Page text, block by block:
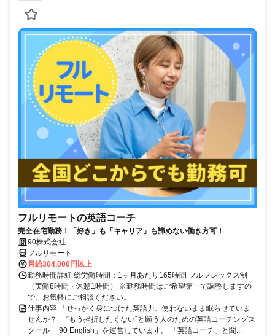
フルリモートの英語コーチ
完全在宅勤務！「好き」も「キャリア」も諦めない働き方可！
90株式会社
フルリモート
月給304,000円以上
勤務時間詳細 総労働時間：1ヶ月あたり165時間 フルフレックス制
（実働8時間・休憩1時間） ※勤務時間はご希望第一で調整しますの
で、お気軽にご相談ください。
仕事内容 「せっかく身につけた英語力、使わないまま眠らせていま
せんか？」 “もう挫折したくない”と願う人のための英語コーチングス
クール 「90 English」を運営しています。 「英語コーチ」と聞...